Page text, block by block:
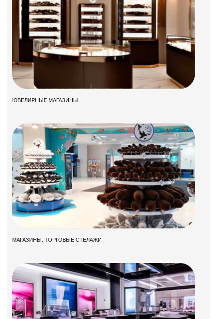
ЮВЕЛИРНЫЕ МАГАЗИНЫ
МАГАЗИНЫ: ТОРГОВЫЕ СТЕЛАЖИ